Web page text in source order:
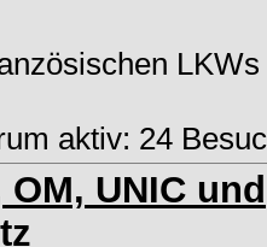
LKWs
aktiv: 24
OM, UNIC und